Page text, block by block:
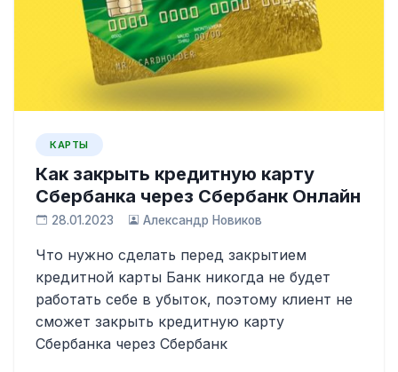
КАРТЫ
Как закрыть кредитную карту
Сбербанка через Сбербанк Онлайн
28.01.2023 Александр Новиков
Что нужно сделать перед закрытием
кредитной карты Банк никогда не будет
работать себе в убыток, поэтому клиент не
сможет закрыть кредитную карту
Сбербанка через Сбербанк